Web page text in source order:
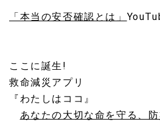
「本当の安否確認とは」
ここに誕生!
救命減災アプリ
『わたしはココ』
あなたの大切な命を守る、